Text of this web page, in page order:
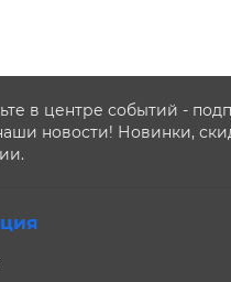
в центре событий -
новости! Новинки,